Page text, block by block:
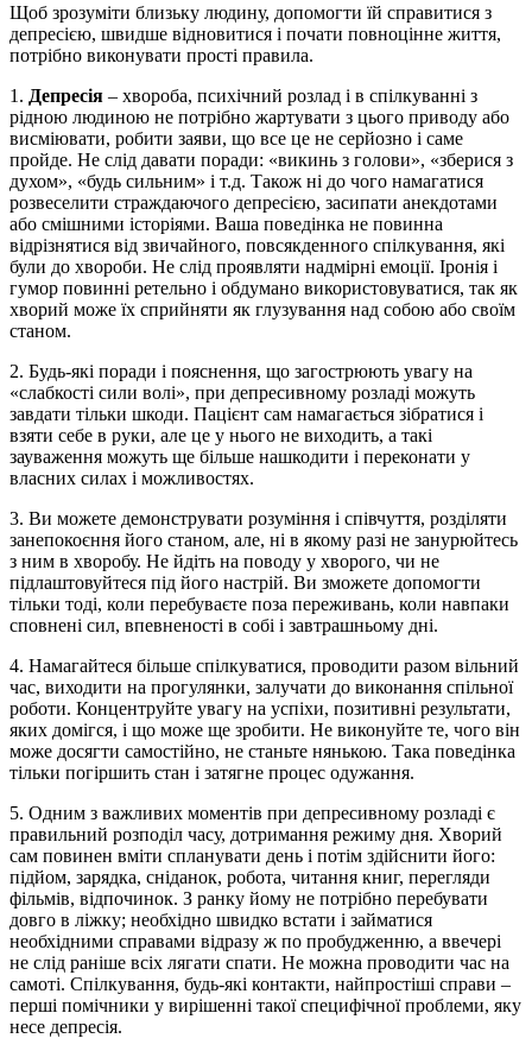
Щоб зрозуміти близьку людину, допомогти їй справитися з
депресією, швидше відновитися і почати повноцінне життя,
потрібно виконувати прості правила.
1. Депресія – хвороба, психічний розлад і в спілкуванні з
рідною людиною не потрібно жартувати з цього приводу або
висміювати, робити заяви, що все це не серйозно і саме
пройде. Не слід давати поради: «викинь з голови», «зберися з
духом», «будь сильним» і т.д. Також ні до чого намагатися
розвеселити страждаючого депресією, засипати анекдотами
або смішними історіями. Ваша поведінка не повинна
відрізнятися від звичайного, повсякденного спілкування, які
були до хвороби. Не слід проявляти надмірні емоції. Іронія і
гумор повинні ретельно і обдумано використовуватися, так як
хворий може їх сприйняти як глузування над собою або своїм
станом.
2. Будь-які поради і пояснення, що загострюють увагу на
«слабкості сили волі», при депресивному розладі можуть
завдати тільки шкоди. Пацієнт сам намагається зібратися і
взяти себе в руки, але це у нього не виходить, а такі
зауваження можуть ще більше нашкодити і переконати у
власних силах і можливостях.
3. Ви можете демонструвати розуміння і співчуття, розділяти
занепокоєння його станом, але, ні в якому разі не занурюйтесь
з ним в хворобу. Не йдіть на поводу у хворого, чи не
підлаштовуйтеся під його настрій. Ви зможете допомогти
тільки тоді, коли перебуваєте поза переживань, коли навпаки
сповнені сил, впевненості в собі і завтрашньому дні.
4. Намагайтеся більше спілкуватися, проводити разом вільний
час, виходити на прогулянки, залучати до виконання спільної
роботи. Концентруйте увагу на успіхи, позитивні результати,
яких домігся, і що може ще зробити. Не виконуйте те, чого він
може досягти самостійно, не станьте нянькою. Така поведінка
тільки погіршить стан і затягне процес одужання.
5. Одним з важливих моментів при депресивному розладі є
правильний розподіл часу, дотримання режиму дня. Хворий
сам повинен вміти спланувати день і потім здійснити його:
підйом, зарядка, сніданок, робота, читання книг, перегляди
фільмів, відпочинок. З ранку йому не потрібно перебувати
довго в ліжку; необхідно швидко встати і займатися
необхідними справами відразу ж по пробудженню, а ввечері
не слід раніше всіх лягати спати. Не можна проводити час на
самоті. Спілкування, будь-які контакти, найпростіші справи –
перші помічники у вирішенні такої специфічної проблеми, яку
несе депресія.